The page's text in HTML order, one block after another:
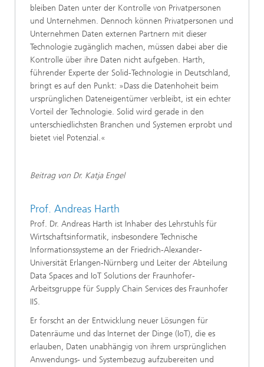
bleiben Daten unter der Kontrolle von Privatpersonen
und Unternehmen. Dennoch können Privatpersonen und
Unternehmen Daten externen Partnern mit dieser
Technologie zugänglich machen, müssen dabei aber die
Kontrolle über ihre Daten nicht aufgeben. Harth,
führender Experte der Solid-Technologie in Deutschland,
bringt es auf den Punkt: »Dass die Datenhoheit beim
ursprünglichen Dateneigentümer verbleibt, ist ein echter
Vorteil der Technologie. Solid wird gerade in den
unterschiedlichsten Branchen und Systemen erprobt und
bietet viel Potenzial.«
Beitrag von Dr. Katja Engel
Prof. Andreas Harth
Prof. Dr. Andreas Harth ist Inhaber des Lehrstuhls für
Wirtschaftsinformatik, insbesondere Technische
Informationssysteme an der Friedrich-Alexander-
Universität Erlangen-Nürnberg und Leiter der Abteilung
Data Spaces and IoT Solutions der Fraunhofer-
Arbeitsgruppe für Supply Chain Services des Fraunhofer
IIS.
Er forscht an der Entwicklung neuer Lösungen für
Datenräume und das Internet der Dinge (IoT), die es
erlauben, Daten unabhängig von ihrem ursprünglichen
Anwendungs- und Systembezug aufzubereiten und